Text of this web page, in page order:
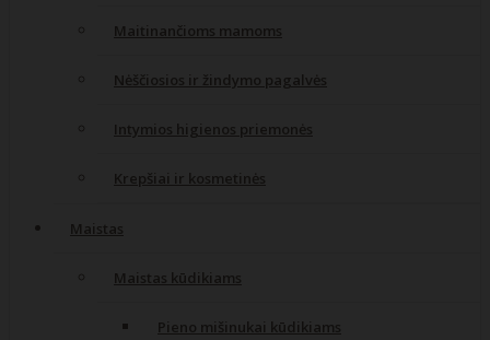
Maitinančioms mamoms
Nėščiosios ir žindymo pagalvės
Intymios higienos priemonės
Krepšiai ir kosmetinės
Maistas
Maistas kūdikiams
Pieno mišinukai kūdikiams